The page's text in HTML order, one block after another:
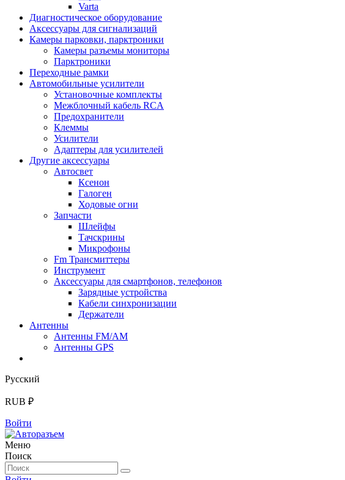
Varta
Диагностическое оборудование
Аксессуары для сигнализаций
Камеры парковки, парктроники
Камеры разъемы мониторы
Парктроники
Переходные рамки
Автомобильные усилители
Установочные комплекты
Межблочный кабель RCA
Предохранители
Клеммы
Усилители
Адаптеры для усилителей
Другие аксессуары
Автосвет
Ксенон
Галоген
Ходовые огни
Запчасти
Шлейфы
Тачскрины
Микрофоны
Fm Трансмиттеры
Инструмент
Аксессуары для смартфонов, телефонов
Зарядные устройства
Кабели синхронизации
Держатели
Антенны
Антенны FM/AM
Антенны GPS
Русский
RUB ₽
Войти
Меню
Поиск